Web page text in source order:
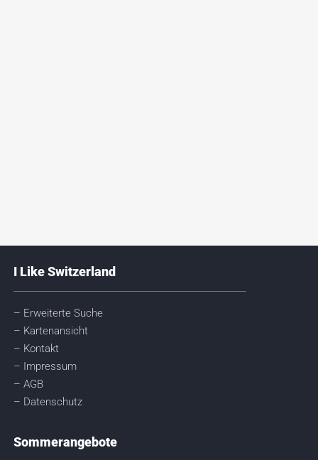
I Like Switzerland
– Erweiterte Suche
– Kartenansicht
– Kontakt
– Impressum
– AGB
– Datenschutz
Sommerangebote